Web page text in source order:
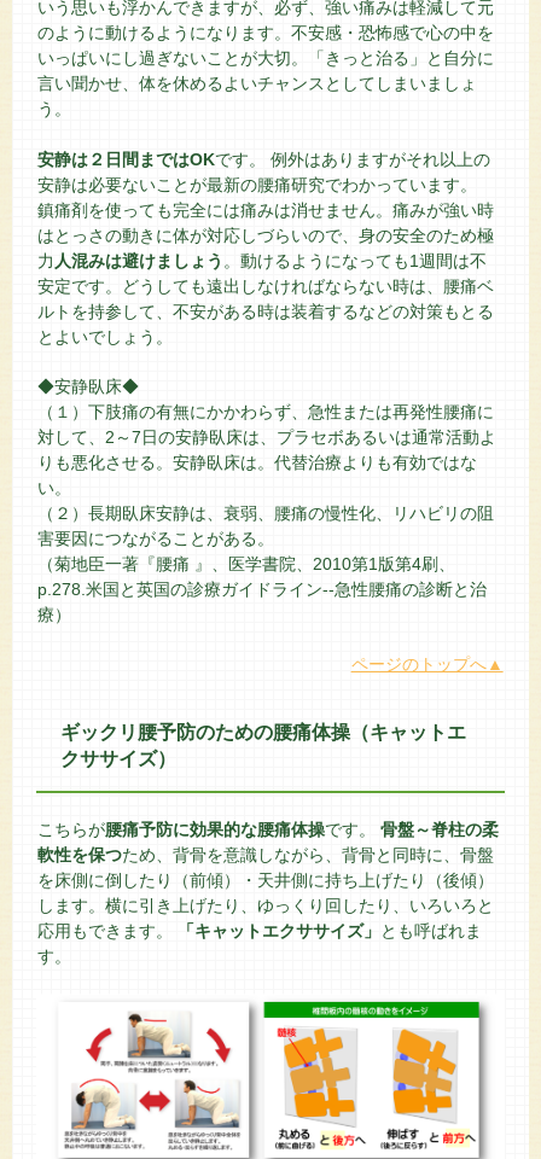
いう思いも浮かんできますが、必ず、強い痛みは軽減して元
のように動けるようになります。不安感・恐怖感で心の中を
いっぱいにし過ぎないことが大切。「きっと治る」と自分に
言い聞かせ、体を休めるよいチャンスとしてしまいましょ
う。
安静は２日間まではOKです。 例外はありますがそれ以上の
安静は必要ないことが最新の腰痛研究でわかっています。
鎮痛剤を使っても完全には痛みは消せません。痛みが強い時
はとっさの動きに体が対応しづらいので、身の安全のため極
力 人混みは避けましょう 。動けるようになっても1週間は不
安定です。どうしても遠出しなければならない時は、腰痛ベ
ルトを持参して、不安がある時は装着するなどの対策もとる
とよいでしょう。
◆安静臥床◆
（１）下肢痛の有無にかかわらず、急性または再発性腰痛に
対して、2～7日の安静臥床は、プラセボあるいは通常活動よ
りも悪化させる。安静臥床は。代替治療よりも有効ではな
い。
（２）長期臥床安静は、衰弱、腰痛の慢性化、リハビリの阻
害要因につながることがある。
（菊地臣一著『腰痛 』、医学書院、2010第1版第4刷、
p.278.米国と英国の診療ガイドライン--急性腰痛の診断と治
療）
ページのトップへ▲
ギックリ腰予防のための腰痛体操（キャットエ
クササイズ）
こちらが腰痛予防に効果的な腰痛体操です。骨盤～脊柱の柔
軟性を保つため、背骨を意識しながら、背骨と同時に、骨盤
を床側に倒したり（前傾）・天井側に持ち上げたり（後傾）
します。横に引き上げたり、ゆっくり回したり、いろいろと
応用もできます。
「キャットエクササイズ」 とも呼ばれま
す。